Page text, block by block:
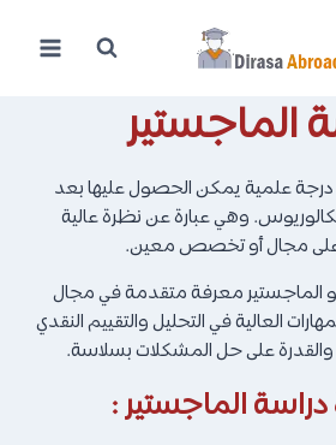
الماجستير
علمية يمكن الحصول عليها بعد
وهي عبارة عن نظرة عالية
مجال أو تخصص معين.
الماجستير معرفة متقدمة في مجال
العالية في التحليل والتقييم النقدي
والقدرة على حل المشكلات بسلاسة.
الماجستير :